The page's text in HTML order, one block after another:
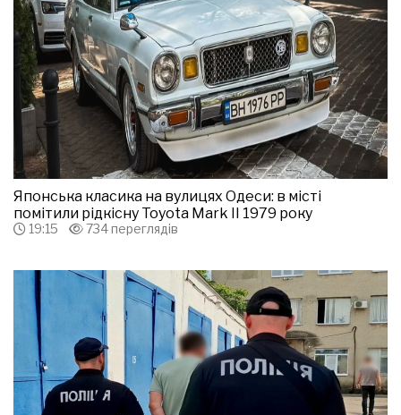
Японська класика на вулицях Одеси: в місті
помітили рідкісну Toyota Mark II 1979 року
19:15 734 переглядів